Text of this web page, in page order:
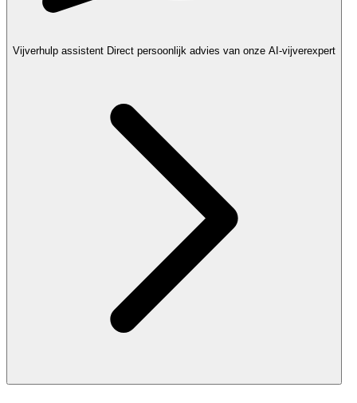
Vijverhulp assistent Direct persoonlijk advies van onze AI-vijverexpert